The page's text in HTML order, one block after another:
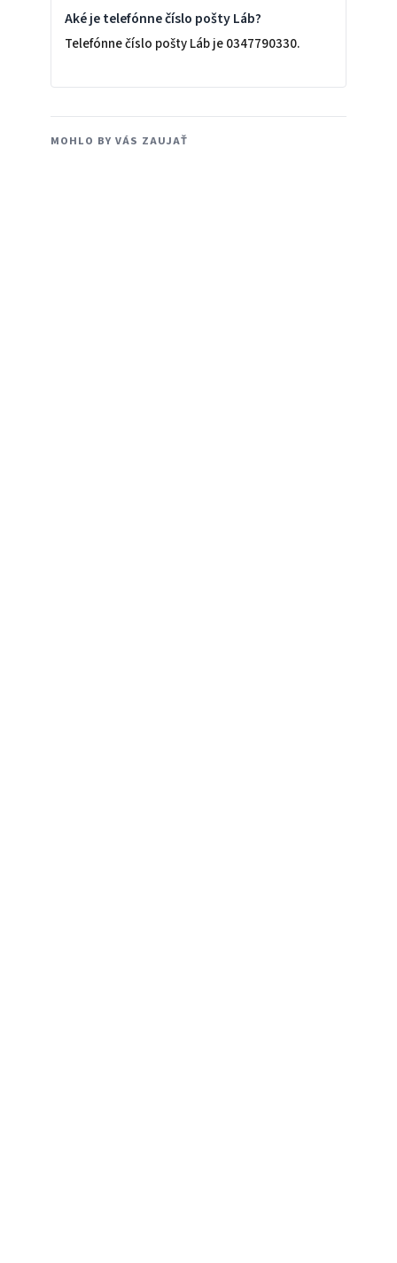
Aké je telefónne číslo pošty Láb?
Telefónne číslo pošty Láb je 0347790330.
MOHLO BY VÁS ZAUJAŤ